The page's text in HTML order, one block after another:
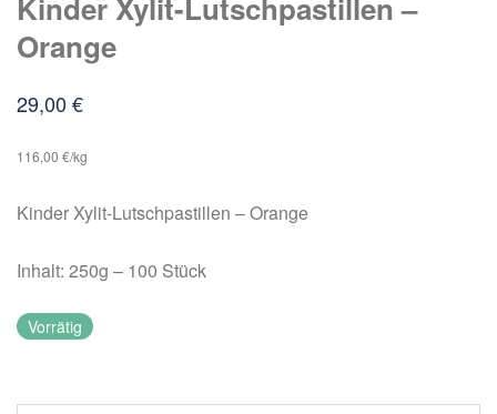
Orange
29,00 €
116,00 €/kg
Kinder Xylit-Lutschpastillen – Orange
Inhalt: 250g – 100 Stück
Vorrätig